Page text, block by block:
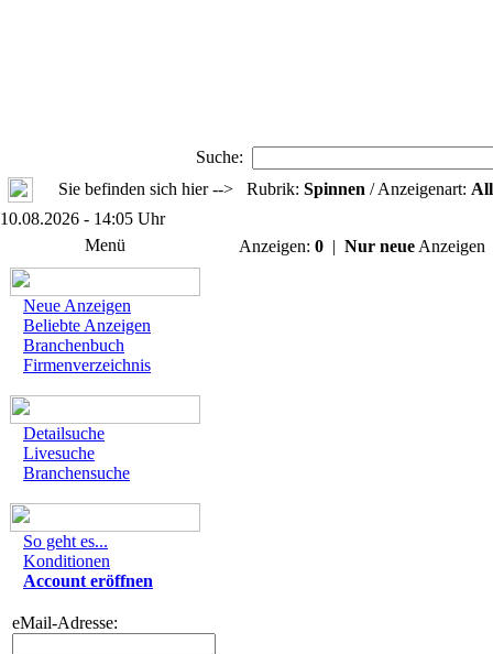
Suche:
Sie befinden sich hier --> Rubrik: Spinnen / Anzeigenart:
10.08.2026 - 14:05 Uhr
Menü
Neue Anzeigen
Beliebte Anzeigen
Branchenbuch
Firmenverzeichnis
Detailsuche
Livesuche
Branchensuche
So geht es...
Konditionen
Account eröffnen
eMail-Adresse:
Anzeigen: 0 | Nur neue Anzeigen